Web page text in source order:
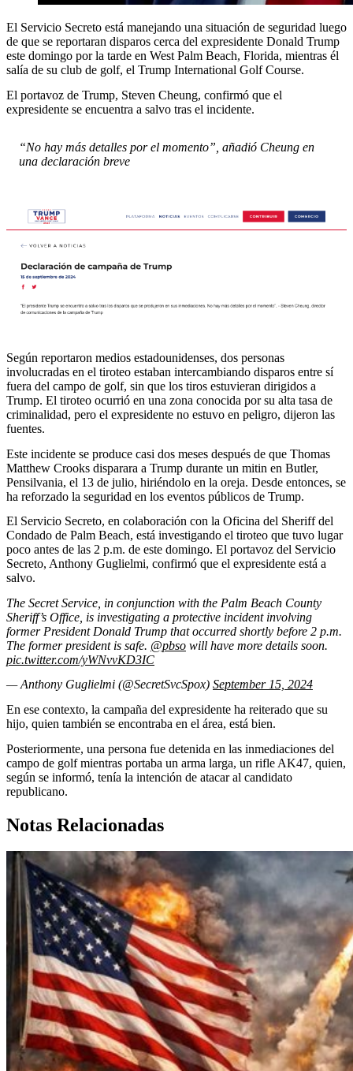
El Servicio Secreto está manejando una situación de seguridad luego
de que se reportaran disparos cerca del expresidente Donald Trump
este domingo por la tarde en West Palm Beach, Florida, mientras él
salía de su club de golf, el Trump International Golf Course.
El portavoz de Trump, Steven Cheung, confirmó que el
expresidente se encuentra a salvo tras el incidente.
“No hay más detalles por el momento”, añadió Cheung en
una declaración breve
Según reportaron medios estadounidenses, dos personas
involucradas en el tiroteo estaban intercambiando disparos entre sí
fuera del campo de golf, sin que los tiros estuvieran dirigidos a
Trump. El tiroteo ocurrió en una zona conocida por su alta tasa de
criminalidad, pero el expresidente no estuvo en peligro, dijeron las
fuentes.
Este incidente se produce casi dos meses después de que Thomas
Matthew Crooks disparara a Trump durante un mitin en Butler,
Pensilvania, el 13 de julio, hiriéndolo en la oreja. Desde entonces, se
ha reforzado la seguridad en los eventos públicos de Trump.
El Servicio Secreto, en colaboración con la Oficina del Sheriff del
Condado de Palm Beach, está investigando el tiroteo que tuvo lugar
poco antes de las 2 p.m. de este domingo. El portavoz del Servicio
Secreto, Anthony Guglielmi, confirmó que el expresidente está a
salvo.
The Secret Service, in conjunction with the Palm Beach County
Sheriff’s Office, is investigating a protective incident involving
former President Donald Trump that occurred shortly before 2 p.m.
The former president is safe. @pbso will have more details soon.
pic.twitter.com/yWNvvKD3IC
— Anthony Guglielmi (@SecretSvcSpox) September 15, 2024
En ese contexto, la campaña del expresidente ha reiterado que su
hijo, quien también se encontraba en el área, está bien.
Posteriormente, una persona fue detenida en las inmediaciones del
campo de golf mientras portaba un arma larga, un rifle AK47, quien,
según se informó, tenía la intención de atacar al candidato
republicano.
Notas Relacionadas